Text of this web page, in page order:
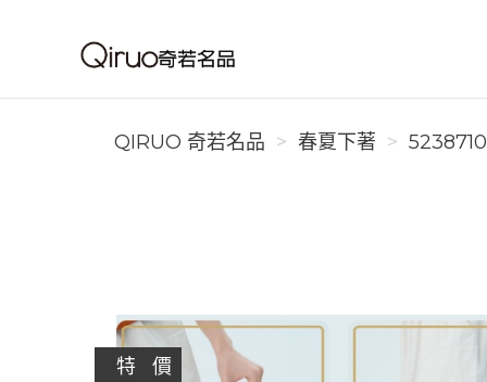
Qiruo 奇若名品
QIRUO 奇若名品
春夏下著
特 價